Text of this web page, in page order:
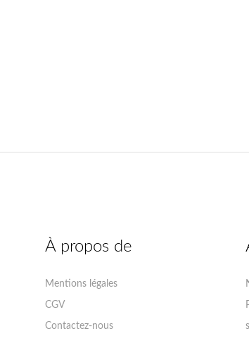
À propos de
Mentions légales
CGV
Contactez-nous